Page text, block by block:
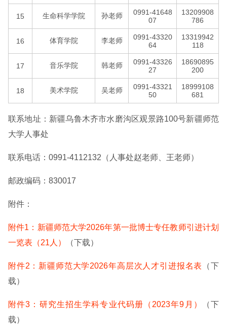
15 生命科学学院 孙老师
0991-41648
07
13209908
786
16 体育学院 李老师
0991-43320
64
13319942
118
17 音乐学院 韩老师
0991-43326
27
18690895
200
18 美术学院 吴老师
0991-43321
50
18999108
681
联系地址：新疆乌鲁木齐市水磨沟区观景路100号新疆师范
大学人事处
联系电话：0991-4112132（人事处赵老师、王老师）
邮政编码：830017
附件：
附件1：新疆师范大学2026年第一批博士专任教师引进计划
一览表（21人）
（下载）
附件2：新疆师范大学2026年高层次人才引进报名表
（下
载）
附件3：研究生招生学科专业代码册（2023年9月）
（下
载）